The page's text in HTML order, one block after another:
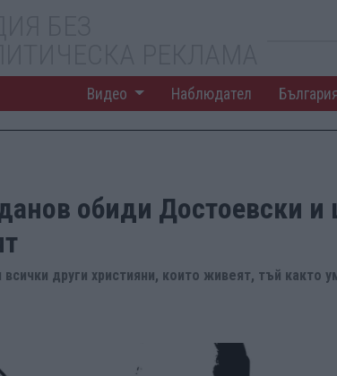
Видео Наблюдател
обиди Достоевски и
други християни, които живеят, тъй както